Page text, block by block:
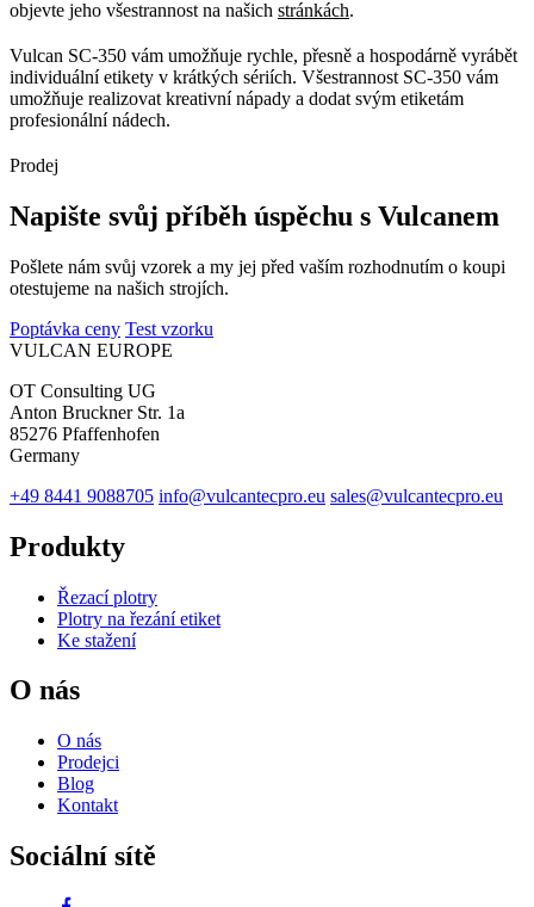
objevte jeho všestrannost na našich stránkách.
Vulcan SC-350 vám umožňuje rychle, přesně a hospodárně vyrábět
individuální etikety v krátkých sériích. Všestrannost SC-350 vám
umožňuje realizovat kreativní nápady a dodat svým etiketám
profesionální nádech.
Prodej
Napište svůj příběh úspěchu s Vulcanem
Pošlete nám svůj vzorek a my jej před vaším rozhodnutím o koupi
otestujeme na našich strojích.
Poptávka ceny Test vzorku
VULCAN EUROPE
OT Consulting UG
Anton Bruckner Str. 1a
85276 Pfaffenhofen
Germany
+49 8441 9088705 info@vulcantecpro.eu sales@vulcantecpro.eu
Produkty
Řezací plotry
Plotry na řezání etiket
Ke stažení
O nás
O nás
Prodejci
Blog
Kontakt
Sociální sítě